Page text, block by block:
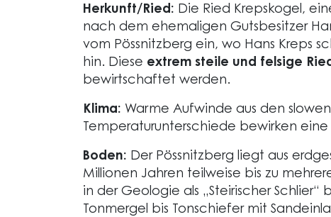
Herkunft/Ried: Die Ried Krepskogel,
nach dem ehemaligen Gutsbesitzer
vom Pössnitzberg ein, wo Hans Kreps
hin. Diese extrem steile und felsige
bewirtschaftet werden.
Klima: Warme Aufwinde aus den
Temperaturunterschiede bewirken eine
Boden: Der Pössnitzberg liegt aus
Millionen Jahren teilweise bis zu
in der Geologie als „Steirischer
Tonmergel bis Tonschiefer mit